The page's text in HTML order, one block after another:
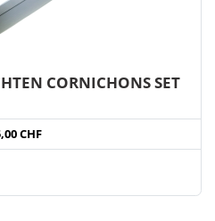
CORNICHONS SET
CHF